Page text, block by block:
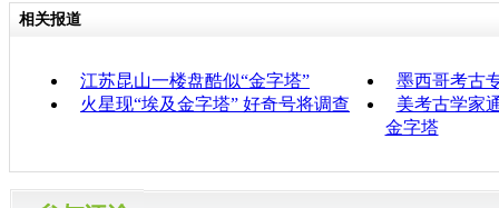
相关报道
江苏昆山一楼盘酷似“金字塔”
墨西哥考古
火星现“埃及金字塔” 好奇号将调查
美考古学家
金字塔